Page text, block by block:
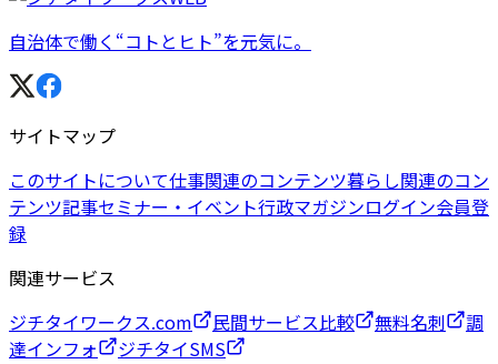
自治体で働く“コトとヒト”を元気に。
サイトマップ
このサイトについて仕事関連のコンテンツ暮らし関連のコン
テンツ記事セミナー・イベント行政マガジンログイン会員登
録
関連サービス
ジチタイワークス.com
民間サービス比較 無料名刺
調
達インフォ
ジチタイSMS